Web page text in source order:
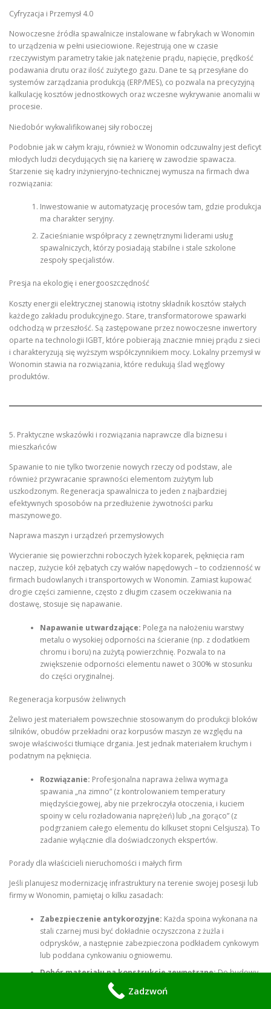
Cyfryzacja i Przemysł 4.0
Nowoczesne źródła spawalnicze instalowane w fabrykach w Wonomin
to urządzenia w pełni usieciowione. Rejestrują one w czasie
rzeczywistym parametry takie jak natężenie prądu, napięcie, prędkość
podawania drutu oraz ilość zużytego gazu. Dane te są przesyłane do
systemów zarządzania produkcją (ERP/MES), co pozwala na precyzyjną
kalkulację kosztów jednostkowych oraz wczesne wykrywanie anomalii w
procesie.
Niedobór wykwalifikowanej siły roboczej
Podobnie jak w całym kraju, również w Wonomin odczuwalny jest deficyt
młodych ludzi decydujących się na karierę w zawodzie spawacza.
Starzenie się kadry inżynieryjno-technicznej wymusza na firmach dwa
rozwiązania:
Inwestowanie w automatyzację procesów tam, gdzie produkcja
ma charakter seryjny.
Zacieśnianie współpracy z zewnętrznymi liderami usług
spawalniczych, którzy posiadają stabilne i stale szkolone
zespoły specjalistów.
Presja na ekologię i energooszczędność
Koszty energii elektrycznej stanowią istotny składnik kosztów stałych
każdego zakładu produkcyjnego. Stare, transformatorowe spawarki
odchodzą w przeszłość. Są zastępowane przez nowoczesne inwertory
oparte na technologii IGBT, które pobierają znacznie mniej prądu z sieci
i charakteryzują się wyższym współczynnikiem mocy. Lokalny przemysł w
Wonomin stawia na rozwiązania, które redukują ślad węglowy
produktów.
5. Praktyczne wskazówki i rozwiązania naprawcze dla biznesu i
mieszkańców
Spawanie to nie tylko tworzenie nowych rzeczy od podstaw, ale
również przywracanie sprawności elementom zużytym lub
uszkodzonym. Regeneracja spawalnicza to jeden z najbardziej
efektywnych sposobów na przedłużenie żywotności parku
maszynowego.
Naprawa maszyn i urządzeń przemysłowych
Wycieranie się powierzchni roboczych łyżek koparek, pęknięcia ram
naczep, zużycie kół zębatych czy wałów napędowych – to codzienność w
firmach budowlanych i transportowych w Wonomin. Zamiast kupować
drogie części zamienne, często z długim czasem oczekiwania na
dostawę, stosuje się napawanie.
Napawanie utwardzające: Polega na nałożeniu warstwy
metalu o wysokiej odporności na ścieranie (np. z dodatkiem
chromu i boru) na zużytą powierzchnię. Pozwala to na
zwiększenie odporności elementu nawet o 300% w stosunku
do części oryginalnej.
Regeneracja korpusów żeliwnych
Żeliwo jest materiałem powszechnie stosowanym do produkcji bloków
silników, obudów przekładni oraz korpusów maszyn ze względu na
swoje właściwości tłumiące drgania. Jest jednak materiałem kruchym i
podatnym na pęknięcia.
Rozwiązanie: Profesjonalna naprawa żeliwa wymaga
spawania „na zimno” (z kontrolowaniem temperatury
międzyściegowej, aby nie przekroczyła otoczenia, i kuciem
spoiny w celu rozładowania naprężeń) lub „na gorąco” (z
podgrzaniem całego elementu do kilkuset stopni Celsjusza). To
zadanie wyłącznie dla doświadczonych ekspertów.
Porady dla właścicieli nieruchomości i małych firm
Jeśli planujesz modernizację infrastruktury na terenie swojej posesji lub
firmy w Wonomin, pamiętaj o kilku zasadach:
Zabezpieczenie antykorozyjne: Każda spoina wykonana na
stali czarnej musi być dokładnie oczyszczona z żużla i
odprysków, a następnie zabezpieczona podkładem cynkowym
lub poddana cynkowaniu ogniowemu.
Dobór materiału na konstrukcje zewnętrzne:Do budowy
lekkich wiat, zadaszeń czy balustrad warto rozważyć aluminium
lub stal nierdzewną. Choć koszt zakupu materiału jest wyższy,
Zadzwoń